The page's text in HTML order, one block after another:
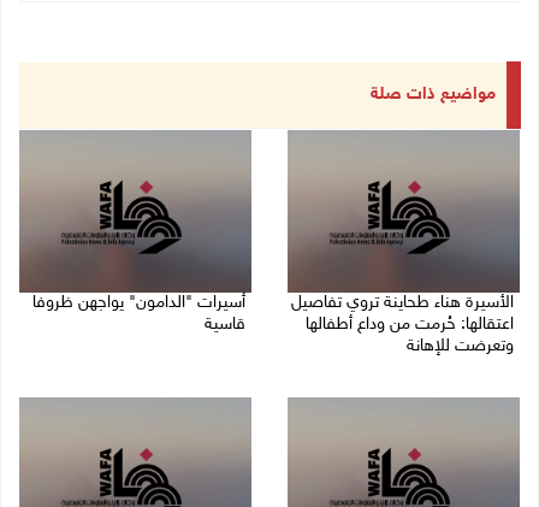
مواضيع ذات صلة
الأسيرة هناء طحاينة تروي تفاصيل
اعتقالها: حُرمت من وداع أطفالها
وتعرضت للإهانة
أسيرات "الدامون" يواجهن ظروفا
قاسية